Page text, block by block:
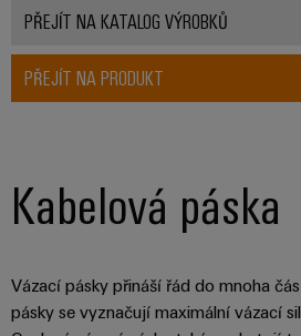
energie
Provozní
dokonalost
v
Vodík
Vodík
technologie
pro
Výrobce
originálního
vybavení
(OEM)
Platforma
průmyslových
služeb
Pracoviště
a příslušenství
Nářadí
Automatické
PŘEJÍT NA KATALOG VÝROBKŮ
PŘEJÍT NA PRODUKT
Kabelová páska
Vázací pásky přináší řád do mnoha
pásky se vyznačují maximální vázací